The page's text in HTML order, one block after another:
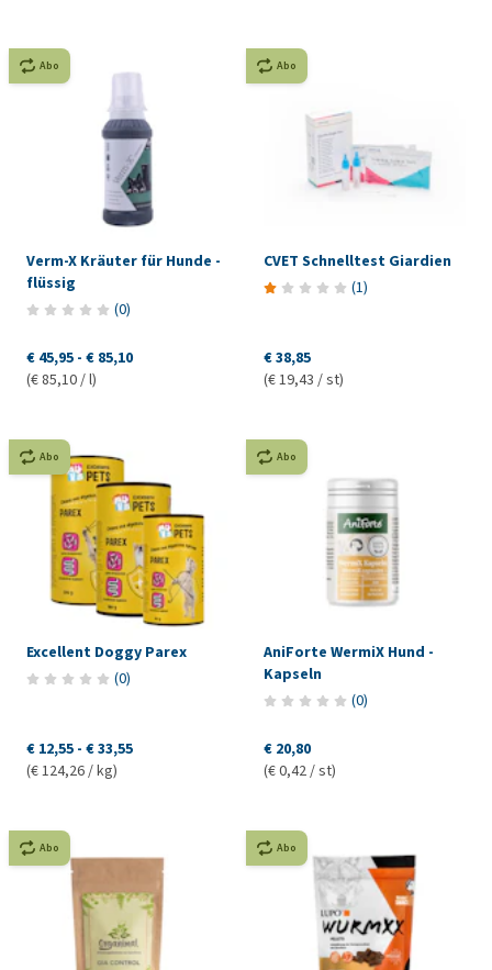
Abo
Verm-X Kräuter für Hunde -
flüssig
(0)
€ 45,95 - € 85,10
(€ 85,10 / l)
Abo
CVET Schnelltest Giardien
(1)
€ 38,85
(€ 19,43 / st)
Abo
Excellent Doggy Parex
(0)
€ 12,55 - € 33,55
(€ 124,26 / kg)
Abo
AniForte WermiX Hund -
Kapseln
(0)
€ 20,80
(€ 0,42 / st)
Abo Abo